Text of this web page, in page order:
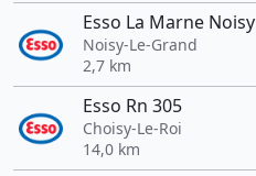
Esso La Marne Noisy
Noisy-Le-Grand
2,7 km
Esso Rn 305
Choisy-Le-Roi
14,0 km